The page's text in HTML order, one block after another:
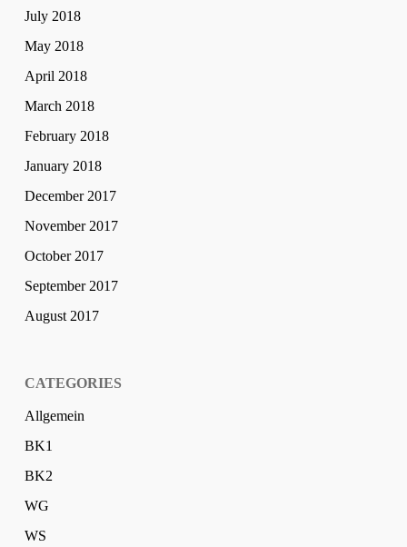
July 2018
May 2018
April 2018
March 2018
February 2018
January 2018
December 2017
November 2017
October 2017
September 2017
August 2017
CATEGORIES
Allgemein
BK1
BK2
WG
WS